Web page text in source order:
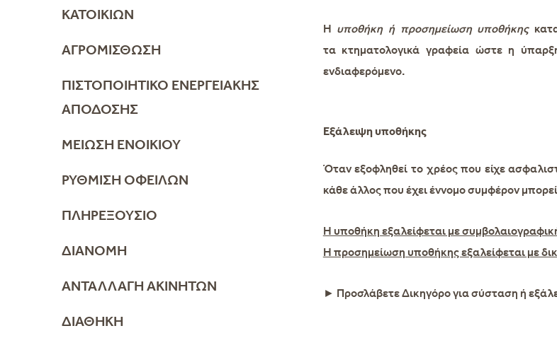
Η υποθήκη ή προσημείωση υποθήκης
τα κτηματολογικά γραφεία ώστε η
ενδιαφερόμενο.
Εξάλειψη υποθήκης
Όταν εξοφληθεί το χρέος που είχε
κάθε άλλος που έχει έννομο συμφέρον
Η υποθήκη εξαλείφεται με
Η προσημείωση υποθήκης εξαλείφεται με
► Προσλάβετε Δικηγόρο για σύσταση ή
ΚΑΤΟΙΚΙΏΝ
ΑΓΡΟΜΊΣΘΩΣΗ
ΠΙΣΤΟΠΟΙΗΤΙΚΌ ΕΝΕΡΓΕΙΑΚΉΣ
ΑΠΌΔΟΣΗΣ
ΜΕΊΩΣΗ ΕΝΟΙΚΊΟΥ
ΡΎΘΜΙΣΗ ΟΦΕΙΛΏΝ
ΠΛΗΡΕΞΟΎΣΙΟ
ΔΙΑΝΟΜΉ
ΑΝΤΑΛΛΑΓΉ ΑΚΙΝΉΤΩΝ
ΔΙΑΘΉΚΗ